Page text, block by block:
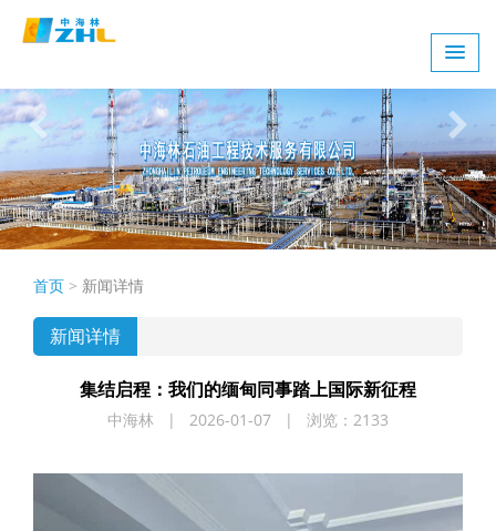
首页 > 新闻详情
新闻详情
集结启程：我们的缅甸同事踏上国际新征程
中海林 | 2026-01-07 | 浏览：2133